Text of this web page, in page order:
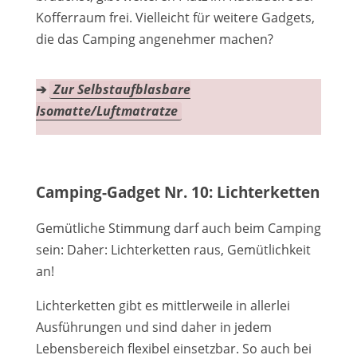
Kofferraum frei. Vielleicht für weitere Gadgets,
die das Camping angenehmer machen?
➔ Zur Selbstaufblasbare
Isomatte/Luftmatratze
Camping-Gadget Nr. 10: Lichterketten
Gemütliche Stimmung darf auch beim Camping
sein: Daher: Lichterketten raus, Gemütlichkeit
an!
Lichterketten gibt es mittlerweile in allerlei
Ausführungen und sind daher in jedem
Lebensbereich flexibel einsetzbar. So auch bei